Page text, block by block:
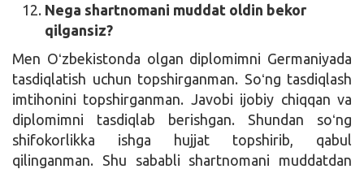
Nega shartnomani muddat oldin bekor
qilgansiz?
Men Oʻzbekistonda olgan diplomimni Germaniyada
tasdiqlatish uchun topshirganman. Soʻng tasdiqlash
imtihonini topshirganman. Javobi ijobiy chiqqan va
diplomimni tasdiqlab berishgan. Shundan soʻng
shifokorlikka ishga hujjat topshirib, qabul
qilinganman. Shu sababli shartnomani muddatdan